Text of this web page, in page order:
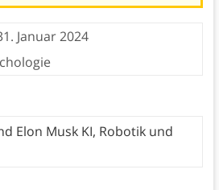
Januar 2024
Elon Musk KI, Robotik und